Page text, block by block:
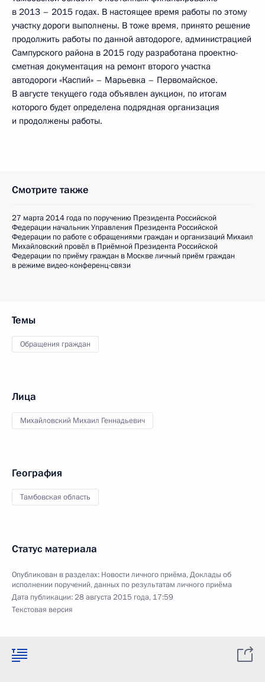
в 2013 – 2015 годах. В настоящее время работы по этому
участку дороги выполнены. В тоже время, принято решение
продолжить работы по данной автодороге, администрацией
Сампурского района в 2015 году разработана проектно-
сметная документация на ремонт второго участка
автодороги «Каспий» – Марьевка – Первомайское.
В августе текущего года объявлен аукцион, по итогам
которого будет определена подрядная организация
и продолжены работы.
Смотрите также
27 марта 2014 года по поручению Президента Российской
Федерации начальник Управления Президента Российской
Федерации по работе с обращениями граждан и организаций Михаил
Михайловский провёл в Приёмной Президента Российской
Федерации по приёму граждан в Москве личный приём граждан
в режиме видео-конференц-связи
Темы
Обращения граждан
Лица
Михайловский Михаил Геннадьевич
География
Тамбовская область
Статус материала
Опубликован в разделах: Новости личного приёма,Доклады об
исполнении поручений, данных по результатам личного приёма
Дата публикации:28 августа 2015 года, 17:59
Текстовая версия